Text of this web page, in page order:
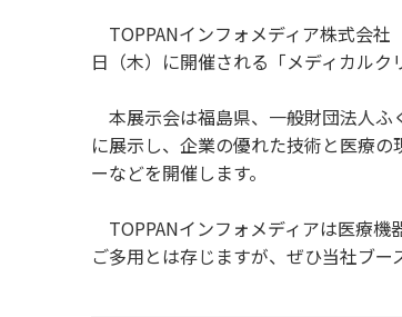
TOPPANインフォメディア株式会
日（木）に開催される「メディカルク
本展示会は福島県、一般財団法人ふ
に展示し、企業の優れた技術と医療
ーなどを開催します。
TOPPANインフォメディアは医療機
ご多用とは存じますが、ぜひ当社ブ